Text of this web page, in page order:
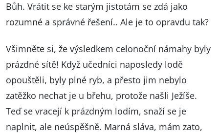
Bůh. Vrátit se ke starým jistotám se zdá jako
rozumné a správné řešení.. Ale je to opravdu tak?
Všimněte si, že výsledkem celonoční námahy byly
prázdné sítě! Když učedníci naposledy lodě
opouštěli, byly plné ryb, a přesto jim nebylo
zatěžko nechat je u břehu, protože našli Ježíše.
Teď se vracejí k prázdným lodím, snaží se je
naplnit, ale neúspěšně. Marná sláva, mám zato,